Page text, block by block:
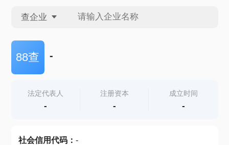
查企业
查企业
查产地
88查 -
法定代表人
-
注册资本
-
成立时间
-
社会信用代码： -